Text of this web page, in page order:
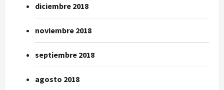
diciembre 2018
noviembre 2018
septiembre 2018
agosto 2018